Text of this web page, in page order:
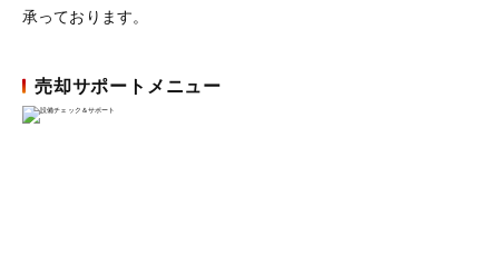
承っております。
売却サポートメニュー